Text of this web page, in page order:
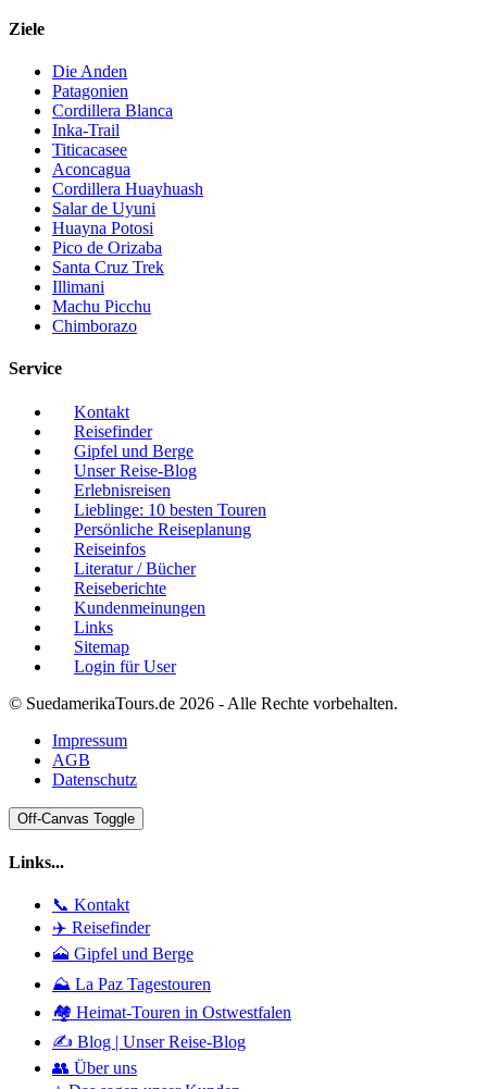
Ziele
Die Anden
Patagonien
Cordillera Blanca
Inka-Trail
Titicacasee
Aconcagua
Cordillera Huayhuash
Salar de Uyuni
Huayna Potosi
Pico de Orizaba
Santa Cruz Trek
Illimani
Machu Picchu
Chimborazo
Service
Kontakt
Reisefinder
Gipfel und Berge
Unser Reise-Blog
Erlebnisreisen
Lieblinge: 10 besten Touren
Persönliche Reiseplanung
Reiseinfos
Literatur / Bücher
Reiseberichte
Kundenmeinungen
Links
Sitemap
Login für User
© SuedamerikaTours.de 2026 - Alle Rechte vorbehalten.
Impressum
AGB
Datenschutz
Off-Canvas Toggle
Links...
📞 Kontakt
✈️ Reisefinder
🗻 Gipfel und Berge
⛰️ La Paz Tagestouren
🏘️ Heimat-Touren in Ostwestfalen
✍️ Blog | Unser Reise-Blog
👥 Über uns